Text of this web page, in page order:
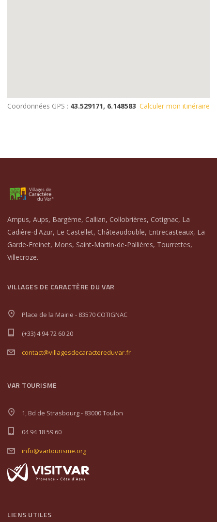
Coordonnées GPS : 43.529171, 6.148583 Calculer mon itinéraire
Ampus, Aups, Bargème, Callian, Collobrières, Cotignac, La
Cadière-d'Azur, Le Castellet, Châteaudouble, Entrecasteaux, La
Garde-Freinet, Mons, Saint-Martin-de-Pallières, Tourrettes,
Villecroze.
VILLAGES DE CARACTÈRE DU VAR
Place de la Mairie - 83570 COTIGNAC
(+33) 4 94 72 60 20
contact@villagesdecaractereduvar.fr
VAR TOURISME
1, Bd de Strasbourg - 83000 Toulon
04 94 18 59 60
info@vartourisme.org
LIENS UTILES